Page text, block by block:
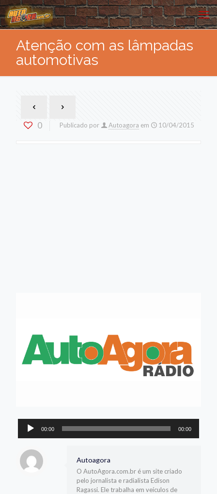
Atenção com as lâmpadas
automotivas
0 Publicado por Autoagora em 10/04/2015
Tocador
00:00 00:00
Autoagora
O AutoAgora.com.br é um site criado
pelo jornalista e radialista Edison
Ragassi. Ele trabalha em veículos de